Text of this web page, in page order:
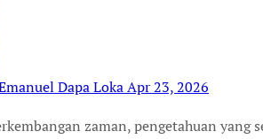
Dapa LokaApr 23, 2026